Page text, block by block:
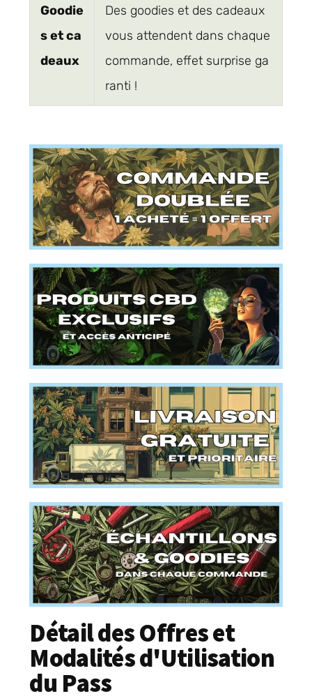
Goodie
s et ca
deaux
Des goodies et des cadeaux
vous attendent dans chaque
commande, effet surprise ga
ranti !
Détail des Offres et
Modalités d'Utilisation
du Pass